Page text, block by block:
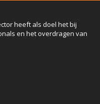
heeft als doel het bij
en het overdragen van